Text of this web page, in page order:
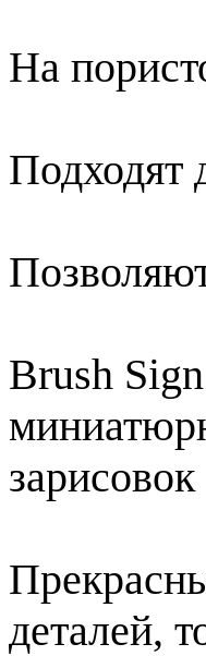
На
Подходят
Brush
зарисовок
деталей,